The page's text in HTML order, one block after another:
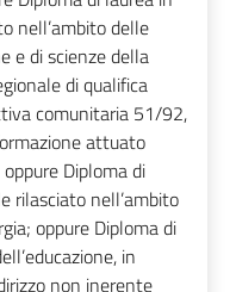
nell’ambito delle
e di scienze della
di qualifica
comunitaria 51/92,
attuato
Diploma di
rilasciato nell’ambito
oppure Diploma di
in
non inerente